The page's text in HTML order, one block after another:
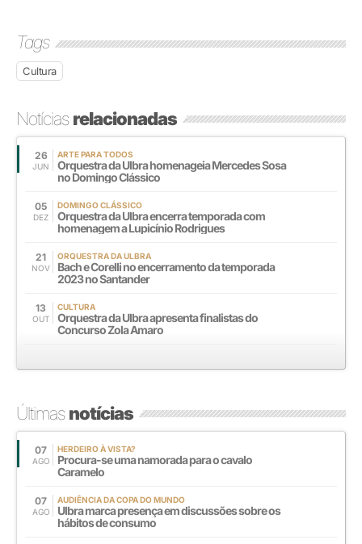
Tags
Cultura
Notíciasrelacionadas
26
JUN
ARTE PARA TODOS
Orquestra da Ulbra homenageia Mercedes Sosa
no Domingo Clássico
05
DEZ
DOMINGO CLÁSSICO
Orquestra da Ulbra encerra temporada com
homenagem a Lupicínio Rodrigues
21
NOV
ORQUESTRA DA ULBRA
Bach e Corelli no encerramento da temporada
2023 no Santander
13
OUT
CULTURA
Orquestra da Ulbra apresenta finalistas do
Concurso Zola Amaro
Últimasnotícias
07
AGO
HERDEIRO À VISTA?
Procura-se uma namorada para o cavalo
Caramelo
07
AGO
AUDIÊNCIA DA COPA DO MUNDO
Ulbra marca presença em discussões sobre os
hábitos de consumo